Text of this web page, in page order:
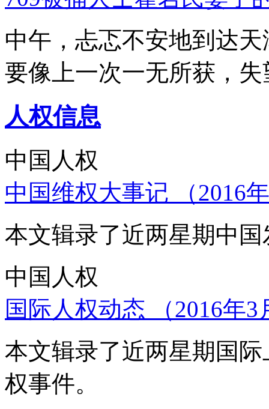
中午，忐忑不安地到达
要像上一次一无所获，
人权信息
中国人权
中国维权大事记 （2016
本文辑录了近两星期中
中国人权
国际人权动态 （2016年
本文辑录了近两星期国
权事件。